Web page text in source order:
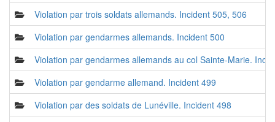
Violation par trois soldats allemands. Incident 505, 506
Violation par gendarmes allemands. Incident 500
Violation par gendarmes allemands au col Sainte-Marie.
Violation par gendarme allemand. Incident 499
Violation par des soldats de Lunéville. Incident 498